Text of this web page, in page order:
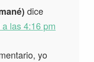
dice
las 4:16 pm
yo